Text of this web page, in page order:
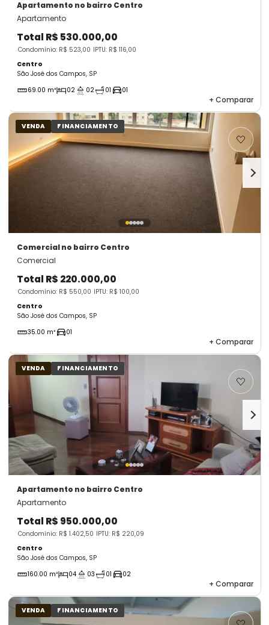
Apartamento no bairro Centro
Apartamento
Total R$ 530.000,00
Condomínio: R$ 523,00 IPTU: R$ 116,00
Centro
São José dos Campos, SP
69.00 m²
02 02 01 01
+ Comparar
VENDA FINANCIAMENTO
Comercialno bairro Centro
Comercial
Total R$ 220.000,00
Condomínio: R$ 550,00 IPTU: R$ 100,00
Centro
São José dos Campos, SP
35.00 m²
01
+ Comparar
VENDA FINANCIAMENTO
Apartamento no bairro Centro
Apartamento
Total R$ 950.000,00
Condomínio: R$ 1.402,50 IPTU: R$ 220,09
Centro
São José dos Campos, SP
160.00 m²
04 03 01 02
+ Comparar
VENDA FINANCIAMENTO